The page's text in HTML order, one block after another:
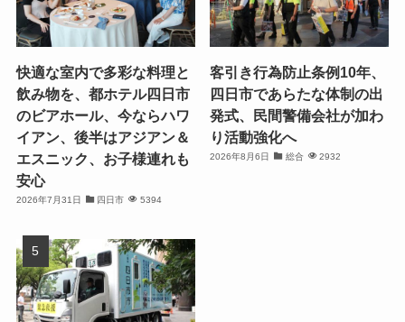
快適な室内で多彩な料理と
飲み物を、都ホテル四日市
のビアホール、今ならハワ
イアン、後半はアジアン＆
エスニック、お子様連れも
安心
2026年7月31日 四日市 5394
客引き行為防止条例10年、
四日市であらたな体制の出
発式、民間警備会社が加わ
り活動強化へ
2026年8月6日 総合 2932